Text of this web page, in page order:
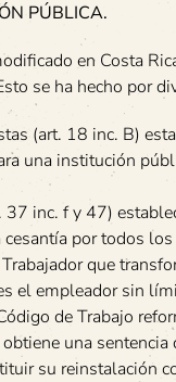
PÚBLICA.
en Costa
se ha hecho por
(art. 18 inc. B)
una institución
inc. f y 47)
por todos
que
el empleador sin
de Trabajo
una
su reinstalación